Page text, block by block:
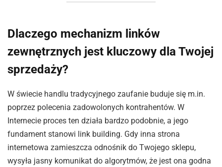
Dlaczego mechanizm linków
zewnętrznych jest kluczowy dla Twojej
sprzedaży?
W świecie handlu tradycyjnego zaufanie buduje się m.in.
poprzez polecenia zadowolonych kontrahentów. W
Internecie proces ten działa bardzo podobnie, a jego
fundament stanowi link building. Gdy inna strona
internetowa zamieszcza odnośnik do Twojego sklepu,
wysyła jasny komunikat do algorytmów, że jest ona godna